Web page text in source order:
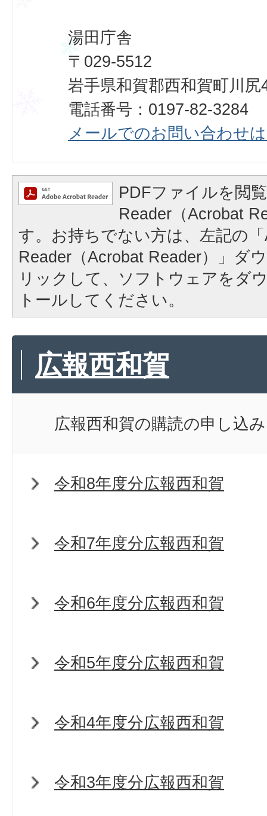
湯田庁舎
〒029-5512
岩手県和賀郡西和賀町川
電話番号：0197-82-3284
メールでのお問い合わせ
PDFファイルを閲
Reader（Acrobat
す。お持ちでない方は、左記の
Reader（Acrobat Reader）」ダ
リックして、ソフトウェアをダ
トールしてください。
広報西和賀
広報西和賀の購読の申し込み
令和8年度分広報西和賀
令和7年度分広報西和賀
令和6年度分広報西和賀
令和5年度分広報西和賀
令和4年度分広報西和賀
令和3年度分広報西和賀